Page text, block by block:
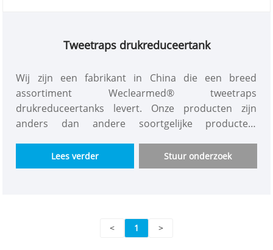
Tweetraps drukreduceertank
Wij zijn een fabrikant in China die een breed
assortiment Weclearmed® tweetraps
drukreduceertanks levert. Onze producten zijn
anders dan andere soortgelijke producten.
veilig en betrouwbaar. Het wordt verwerkt met
grondstoffen van topkwaliteit. Onder zulke strikte
de toeleveringsketen, wat onze ernst aantoont.
Lees verder Stuur onderzoek
< 1 >